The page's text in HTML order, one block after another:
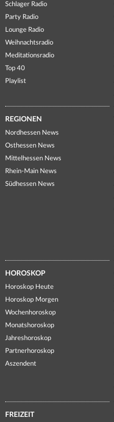
Schlager Radio
Party Radio
Lounge Radio
Weihnachtsradio
Meditationsradio
Top 40
Playlist
REGIONEN
Nordhessen News
Osthessen News
Mittelhessen News
Rhein-Main News
Südhessen News
HOROSKOP
Horoskop Heute
Horoskop Morgen
Wochenhoroskop
Monatshoroskop
Jahreshoroskop
Partnerhoroskop
Aszendent
FREIZEIT